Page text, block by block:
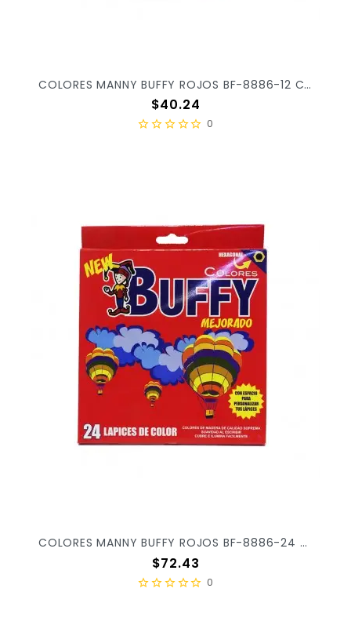
COLORES MANNY BUFFY ROJOS BF-8886-12 C/12PZ X/240 O X/280
Precio
$40.24
0
COLORES MANNY BUFFY ROJOS BF-8886-24 C/24PZ X/120
Precio
$72.43
0